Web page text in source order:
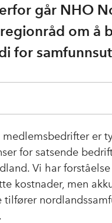
går NHO
om å
for
er
for satsende
Vi har
kostnader, men